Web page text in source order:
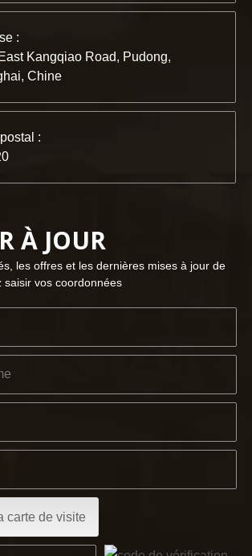
KENDO à la foire de Cologne 2023
2023, un endroit fantastique pour
nous avons une excellente nouvelle
:
Kangqiao Road, Pudong,
Chine
:
À JOUR
les offres et les dernières mises à jour de
saisir vos coordonnées
carte de visite